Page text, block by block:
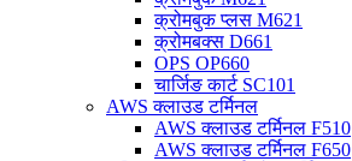
क्रोमबुक प्लस M621
क्रोमबक्स D661
OPS OP660
चार्जिङ कार्ट SC101
AWS क्लाउड टर्मिनल
AWS क्लाउड टर्मिनल F510
AWS क्लाउड टर्मिनल F650